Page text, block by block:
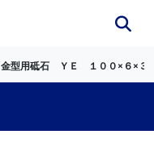
金型用砥石 ＹＥ １００×６×３